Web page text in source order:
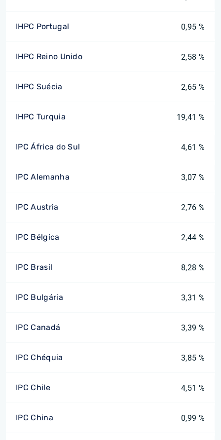
IHPC Portugal 0,95 %
IHPC Reino Unido 2,58 %
IHPC Suécia 2,65 %
IHPC Turquia 19,41 %
IPC África do Sul 4,61 %
IPC Alemanha 3,07 %
IPC Austria 2,76 %
IPC Bélgica 2,44 %
IPC Brasil 8,28 %
IPC Bulgária 3,31 %
IPC Canadá 3,39 %
IPC Chéquia 3,85 %
IPC Chile 4,51 %
IPC China 0,99 %